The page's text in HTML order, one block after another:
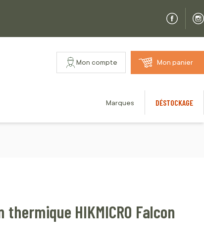
Mon compte Mon panier
Marques DÉSTOCKAGE
HIKMICRO Falcon